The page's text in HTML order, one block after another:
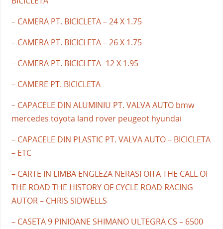
– CAMERA PT. BICICLETA – 24 X 1.75
– CAMERA PT. BICICLETA – 26 X 1.75
– CAMERA PT. BICICLETA -12 X 1.95
– CAMERE PT. BICICLETA
– CAPACELE DIN ALUMINIU PT. VALVA AUTO bmw
mercedes toyota land rover peugeot hyundai
– CAPACELE DIN PLASTIC PT. VALVA AUTO – BICICLETA
– ETC
– CARTE IN LIMBA ENGLEZA NERASFOITA THE CALL OF
THE ROAD THE HISTORY OF CYCLE ROAD RACING
AUTOR – CHRIS SIDWELLS
– CASETA 9 PINIOANE SHIMANO ULTEGRA CS – 6500